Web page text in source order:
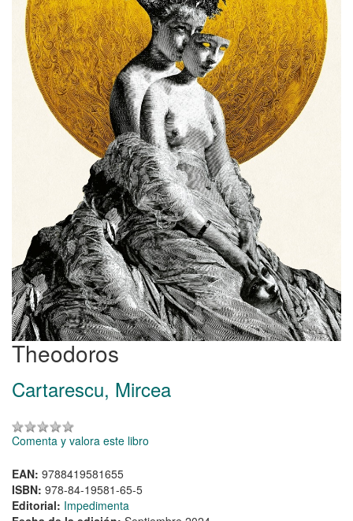
Theodoros
Cartarescu, Mircea
Comenta y valora este libro
EAN: 9788419581655
ISBN: 978-84-19581-65-5
Editorial: Impedimenta